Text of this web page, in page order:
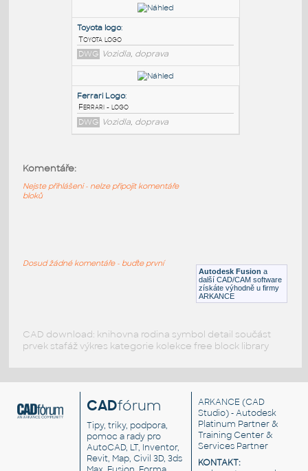
1-1966_AMAZON:
1-1966 AMAZON
RFA Vozidla, doprava
Honda:
Honda logo
DWG Vozidla, doprava
Toyota logo
Ferrari - logo
Autodesk Fusion a
další CAD/CAM software
získáte výhodně u firmy
ARKANCE
Komentáře:
Nejste přihlášeni - nelze připojit komentáře
bloků
Dosud žádné komentáře - buďte první
CAD download: knihovna rodina symbol detail součást
prvek stafáž výkres kategorie kolekce free block library
CADfórum
Tipy, triky, podpora,
pomoc a rady pro
AutoCAD, LT, Inventor,
Revit, Map, Civil 3D, 3ds
ARKANCE (CAD
Studio) - Autodesk
Platinum Partner &
Training Center &
Services Partner
KONTAKT: